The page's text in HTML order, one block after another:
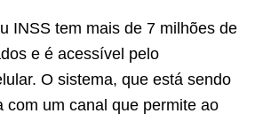
INSS tem mais de 7 milhões de
e é acessível pelo
O sistema, que está sendo
com um canal que permite ao